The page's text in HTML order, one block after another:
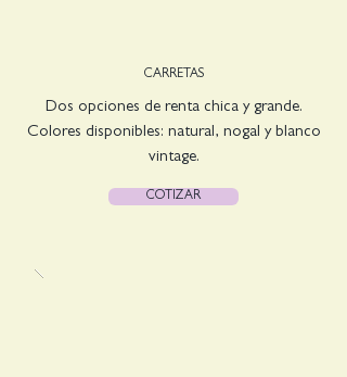
CARRETAS
Dos opciones de renta chica y grande.
Colores disponibles: natural, nogal y blanco
vintage.
COTIZAR